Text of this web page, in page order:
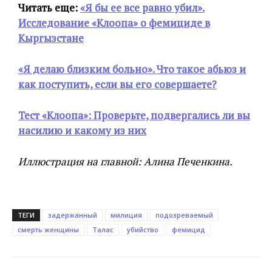
Читать еще:«Я бы ее все равно убил».
Исследование «Клоопа» о фемициде в
Кыргызстане
«Я делаю близким больно». Что такое абьюз и
как поступить, если вы его совершаете?
Тест «Клоопа»: Проверьте, подвергались ли вы
насилию и какому из них
Иллюстрация на главной: Алина Печенкина.
ТЕГИ задержанный милиция
подозреваемый
смерть женщины
Талас убийство фемицид